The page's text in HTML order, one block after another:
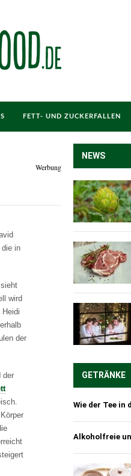
FETT- UND ZUCKERFALLEN
Werbung
in
wird
der
der
NEWS
GETRÄNKE
Wie der Tee in
Alkoholfreie